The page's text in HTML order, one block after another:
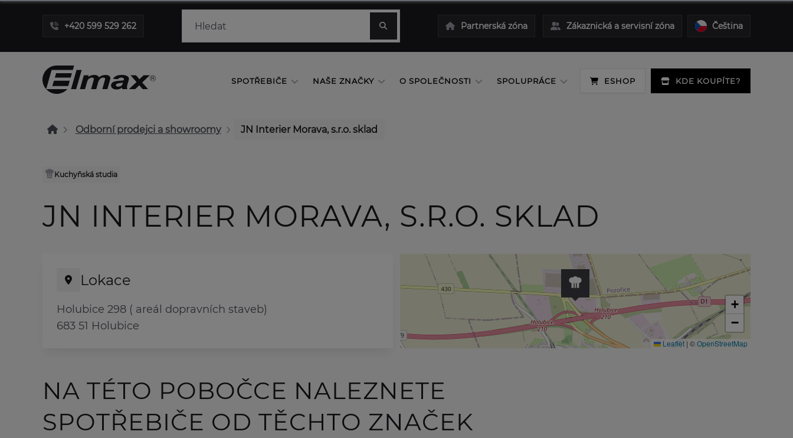
+420 599 529 262 Partnerská zóna Zákaznická a servisní zóna Čeština
SPOTŘEBIČE NAŠE ZNAČKY O SPOLEČNOSTI SPOLUPRÁCE ESHOP KDE KOUPÍTE?
Odborní prodejci a showroomy JN Interier Morava, s.r.o. sklad
Kuchyňská studia
JN INTERIER MORAVA, S.R.O. SKLAD
Lokace
Holubice 298 ( areál dopravních staveb)
683 51 Holubice
+
−
Leaflet | ©OpenStreetMap
NA TÉTO POBOČCE NALEZNETE
SPOTŘEBIČE OD TĚCHTO ZNAČEK